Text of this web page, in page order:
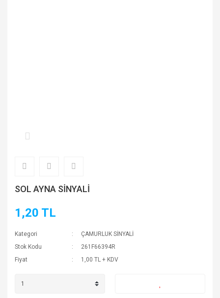
SOL AYNA SİNYALİ
1,20 TL
Kategori
ÇAMURLUK SİNYALİ
Stok Kodu
261F66394R
Fiyat
1,00 TL + KDV